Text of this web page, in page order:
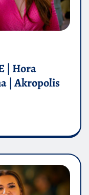
| Hora
| Akropolis